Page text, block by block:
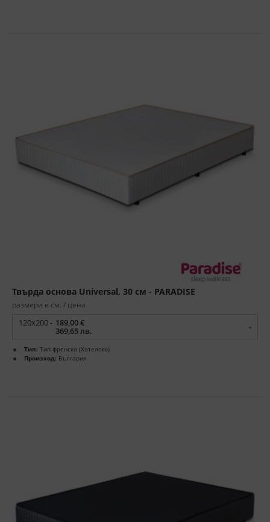
Твърда основа Universal, 30 см - PARADISE
размери в см. / цена
120x200 - 189,00 €
369,65 лв.
Тип: Тип френско (Хотелско)
Произход: България